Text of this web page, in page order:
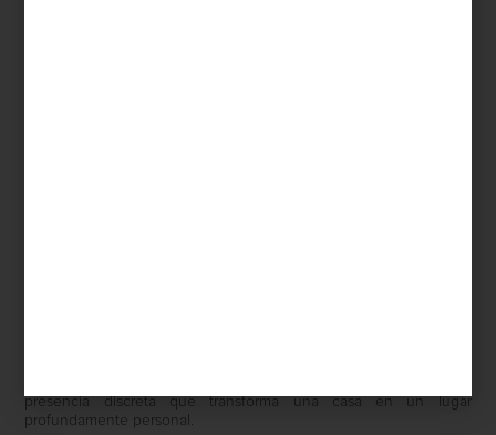
presencia discreta que transforma una casa en un lugar
profundamente personal.